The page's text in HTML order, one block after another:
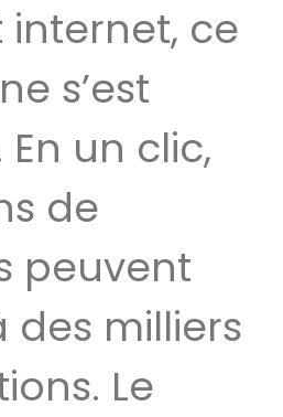
internet, ce
s’est
un clic,
de
peuvent
milliers
Le